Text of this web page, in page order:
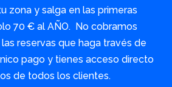
zona y salga en las primeras
70 € al AÑO. No cobramos
reservas que haga través de
pago y tienes acceso directo
de todos los clientes.